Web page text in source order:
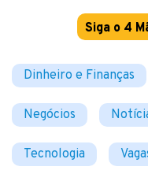
Siga o 4
Dinheiro e Finanças
Negócios
Tecnologia